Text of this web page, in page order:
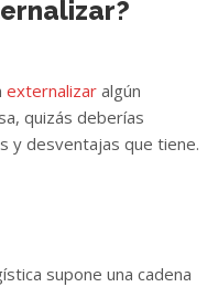
externalizar algún
quizás deberías
y desventajas que tiene.
supone una cadena